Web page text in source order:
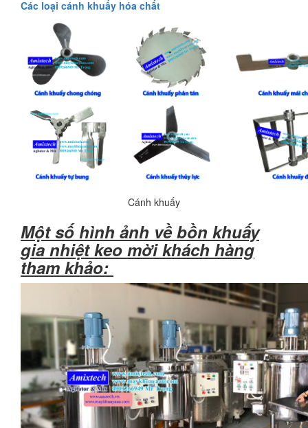
Các loại cánh khuấy hóa chất
Cánh khuấy
Một số hình ảnh về bồn khuấy
gia nhiệt keo mời khách hàng
tham khảo: